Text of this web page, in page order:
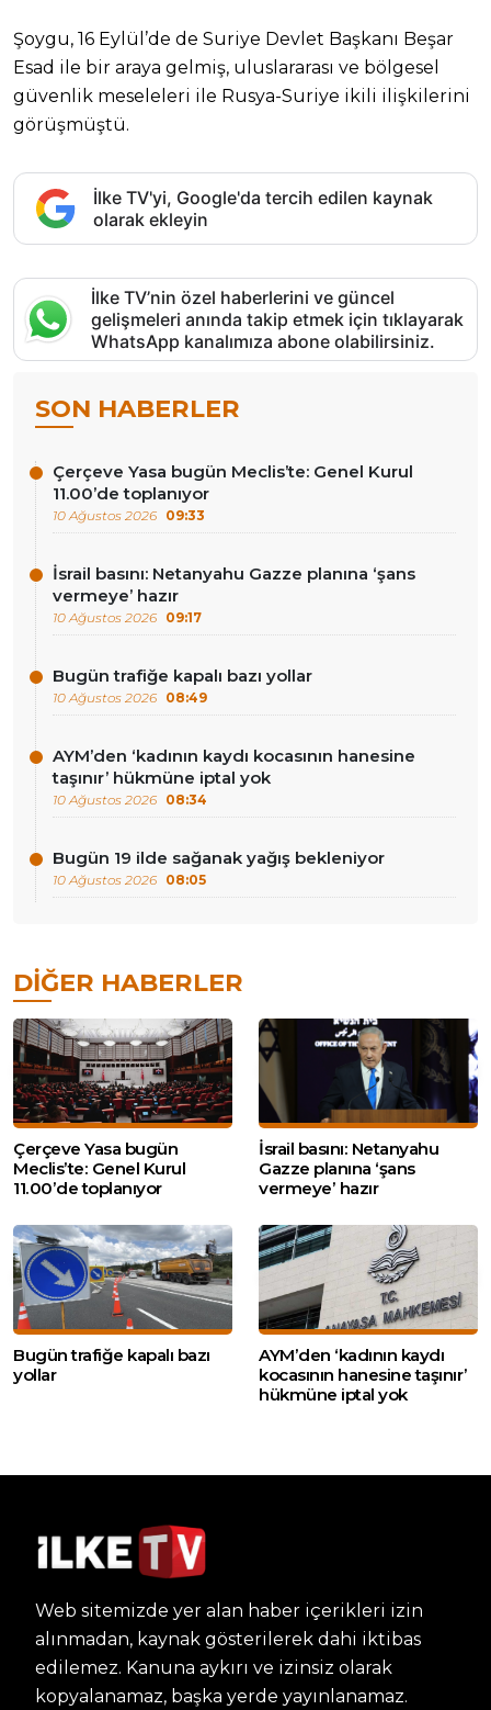
Şoygu, 16 Eylül’de de Suriye Devlet Başkanı Beşar
Esad ile bir araya gelmiş, uluslararası ve bölgesel
güvenlik meseleleri ile Rusya-Suriye ikili ilişkilerini
görüşmüştü.
İlke TV'yi, Google'da tercih edilen kaynak
olarak ekleyin
İlke TV’nin özel haberlerini ve güncel
gelişmeleri anında takip etmek için tıklayarak
WhatsApp kanalımıza abone olabilirsiniz.
SON HABERLER
Çerçeve Yasa bugün Meclis’te: Genel Kurul
11.00’de toplanıyor
10 Ağustos 2026 09:33
İsrail basını: Netanyahu Gazze planına ‘şans
vermeye’ hazır
10 Ağustos 2026 09:17
Bugün trafiğe kapalı bazı yollar
10 Ağustos 2026 08:49
AYM’den ‘kadının kaydı kocasının hanesine
taşınır’ hükmüne iptal yok
10 Ağustos 2026 08:34
Bugün 19 ilde sağanak yağış bekleniyor
10 Ağustos 2026 08:05
DIĞER HABERLER
Çerçeve Yasa bugün
Meclis’te: Genel Kurul
11.00’de toplanıyor
İsrail basını: Netanyahu
Gazze planına ‘şans
vermeye’ hazır
Bugün trafiğe kapalı bazı
yollar
AYM’den ‘kadının kaydı
kocasının hanesine taşınır’
hükmüne iptal yok
Web sitemizde yer alan haber içerikleri izin
alınmadan, kaynak gösterilerek dahi iktibas
edilemez. Kanuna aykırı ve izinsiz olarak
kopyalanamaz, başka yerde yayınlanamaz.